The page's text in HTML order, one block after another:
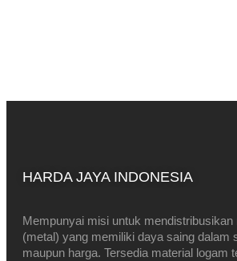
HARDA JAYA INDONESIA
Mempunyai misi untuk mendistribusikan
(metal) yang memiliki daya saing dalam
maupun harga. Tersedia material logam